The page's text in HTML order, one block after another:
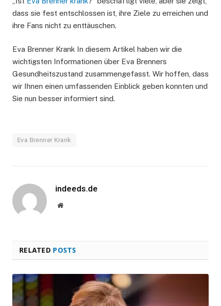
dass sie fest entschlossen ist, ihre Ziele zu erreichen und
ihre Fans nicht zu enttäuschen.
Eva Brenner Krank In diesem Artikel haben wir die
wichtigsten Informationen über Eva Brenners
Gesundheitszustand zusammengefasst. Wir hoffen, dass
wir Ihnen einen umfassenden Einblick geben konnten und
Sie nun besser informiert sind.
Eva Brenner Krank
indeeds.de
Website
RELATED POSTS